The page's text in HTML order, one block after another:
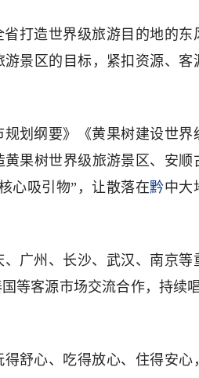
打造世界级旅游目的地的东
景区的目标，紧扣资源、客
划纲要》《黄果树建设世界
果树世界级旅游景区、安顺
心吸引物”，让散落在黔中大
广州、长沙、武汉、南京等
等客源市场交流合作，持续
舒心、吃得放心、住得安心